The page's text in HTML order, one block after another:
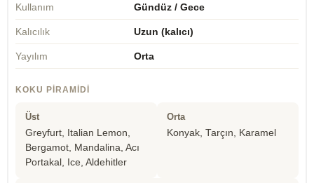
Kullanım Gündüz / Gece
Kalıcılık Uzun (kalıcı)
Yayılım Orta
KOKU PIRAMIDI
Üst
Greyfurt, Italian Lemon,
Bergamot, Mandalina, Acı
Portakal, Ice, Aldehitler
Orta
Konyak, Tarçın, Karamel